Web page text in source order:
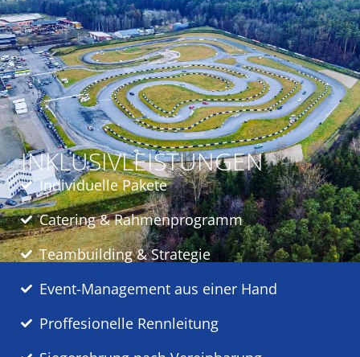
INKLUSIVLEISTUNGEN
Individuelle Pakete
Catering & Rahmenprogramm
Teambuilding & Strategie
Event-Management aus einer Hand
Proffesionelle Rennleitung